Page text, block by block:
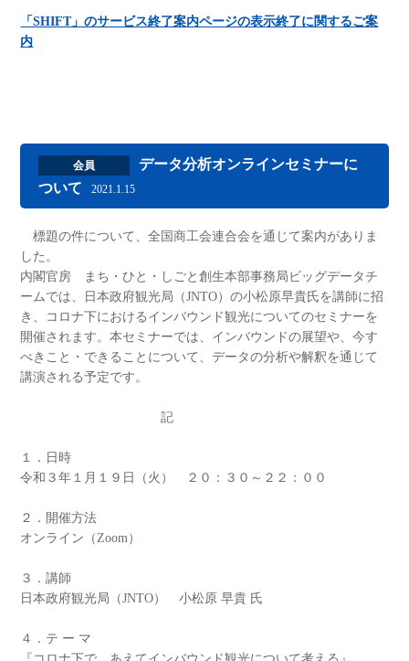
「SHIFT」のサービス終了案内ページの表示終了に関するご案
内
会員
データ分析オンラインセミナーに
ついて
2021.1.15
標題の件について、全国商工会連合会を通じて案内がありま
した。
内閣官房 まち・ひと・しごと創生本部事務局ビッグデータチ
ームでは、日本政府観光局（JNTO）の小松原早貴氏を講師に招
き、コロナ下におけるインバウンド観光についてのセミナーを
開催されます。本セミナーでは、インバウンドの展望や、今す
べきこと・できることについて、データの分析や解釈を通じて
講演される予定です。
記
１．日時
令和３年１月１９日（火） ２０：３０～２２：００
２．開催方法
オンライン（Zoom）
３．講師
日本政府観光局（JNTO） 小松原 早貴 氏
４．テ ー マ